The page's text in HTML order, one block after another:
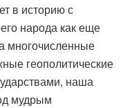
в историю с
народа как еще
многочисленные
геополитические
наша
мудрым